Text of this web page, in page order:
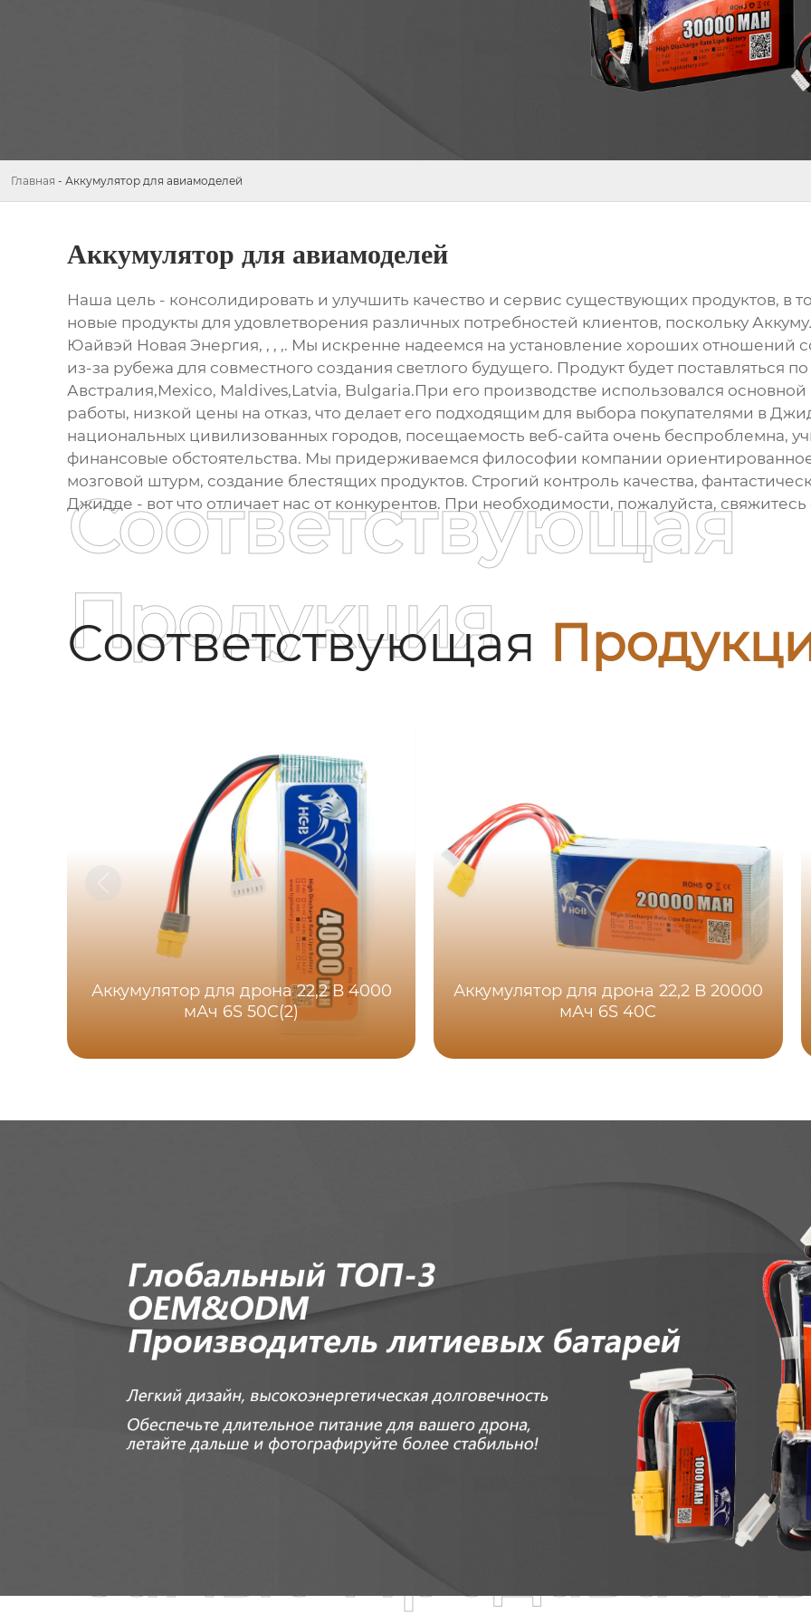
Главная - Аккумулятор для авиамоделей
Аккумулятор для авиамоделей
Наша цель - консолидировать и улучшить качество и сервис существующих продуктов, в
новые продукты для удовлетворения различных потребностей клиентов, поскольку
Юайвэй Новая Энергия, , , ,. Мы искренне надеемся на установление хороших отношений
из-за рубежа для совместного создания светлого будущего. Продукт будет поставляться
Австралия,Mexico, Maldives,Latvia, Bulgaria.При его производстве использовался
работы, низкой цены на отказ, что делает его подходящим для выбора покупателями в
национальных цивилизованных городов, посещаемость веб-сайта очень беспроблемна,
финансовые обстоятельства. Мы придерживаемся философии компании
мозговой штурм, создание блестящих продуктов. Строгий контроль качества,
Джидде - вот что отличает нас от конкурентов. При необходимости, пожалуйста,
Соответствующая
Соответствующая
Продукция
Аккумулятор для дрона 22,2 В 4000
мАч 6S 50C(2)
Аккумулятор для дрона 22,2 В 20000
мАч 6S 40C
Самые